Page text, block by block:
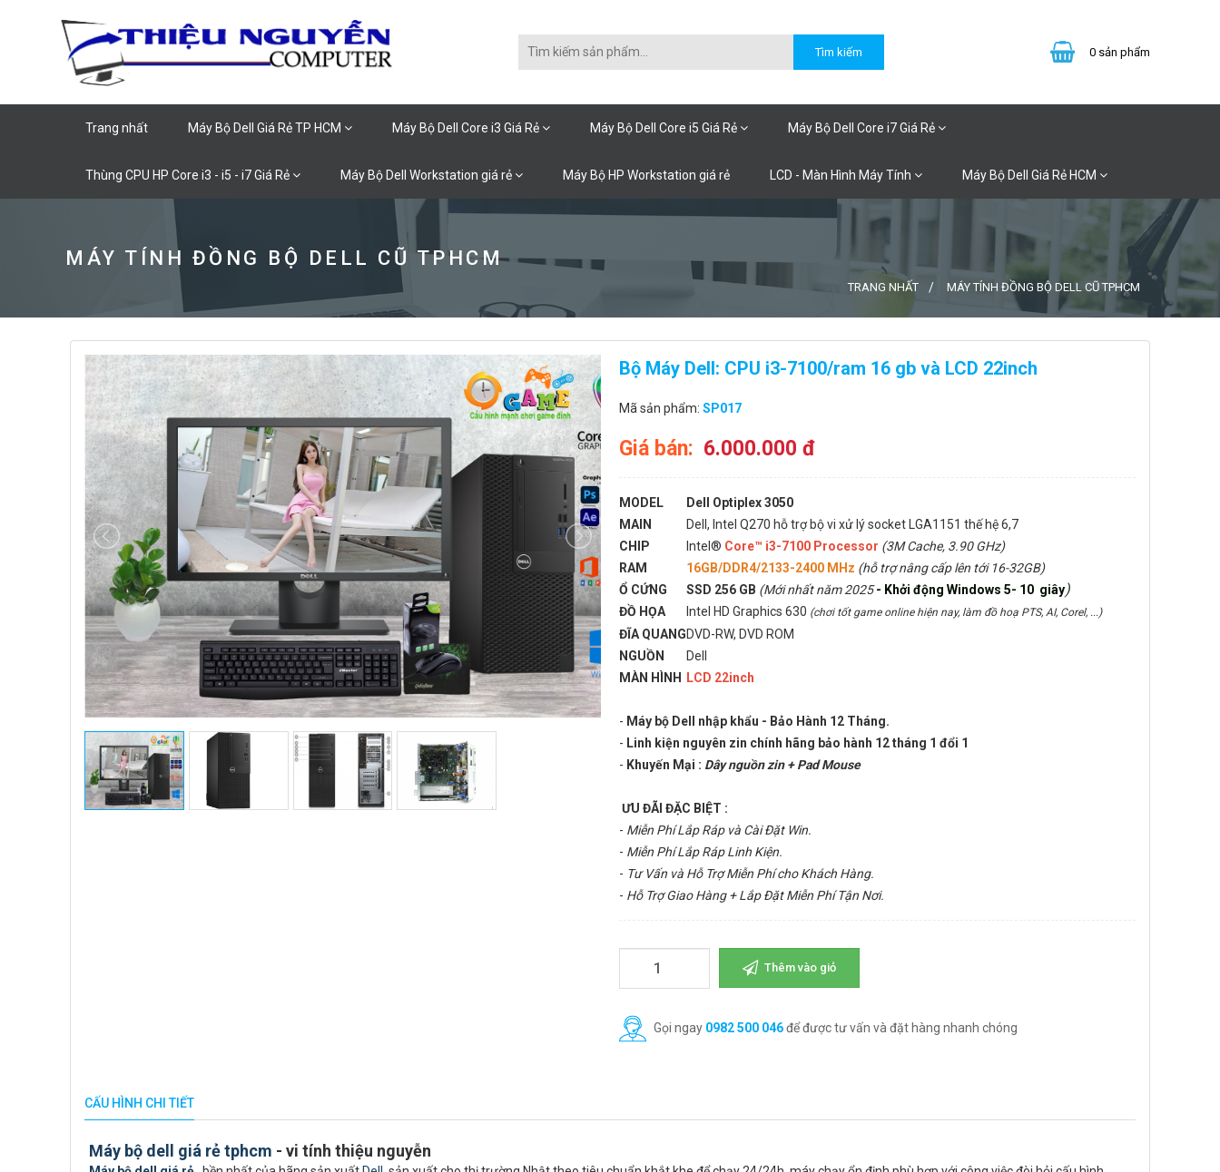
0 sản phẩm
Trang nhất Máy Bộ Dell Giá Rẻ TP HCM Máy Bộ Dell Core i3 Giá Rẻ Máy Bộ Dell Core i5 Giá Rẻ Máy Bộ Dell Core i7 Giá Rẻ
Thùng CPU HP Core i3 - i5 - i7 Giá Rẻ Máy Bộ Dell Workstation giá rẻ Máy Bộ HP Workstation giá rẻ LCD - Màn Hình Máy Tính Máy Bộ Dell Giá Rẻ HCM
MÁY TÍNH ĐỒNG BỘ DELL CŨ TPHCM
TRANG NHẤT MÁY TÍNH ĐỒNG BỘ DELL CŨ TPHCM
Bộ Máy Dell: CPU i3-7100/ram 16 gb và LCD 22inch
Mã sản phẩm: SP017
Giá bán: 6.000.000 đ
MODEL
Dell Optiplex 3050
MAIN
Dell, Intel Q270 hỗ trợ bộ vi xử lý socket LGA1151 thế hệ 6,7
CHIP
Intel® Core™ i3-7100 Processor (3M Cache, 3.90 GHz)
RAM
16GB/DDR4/2133-2400 MHz (hỗ trợ nâng cấp lên tới 16-32GB)
Ổ CỨNG
SSD 256 GB (Mới nhất năm 2025- Khởi động Windows 5- 10 giây)
ĐỒ HỌA Intel HD Graphics 630 (chơi tốt game online hiện nay, làm đồ hoạ PTS, AI, Corel, ...)
ĐĨA QUANGDVD-RW, DVD ROM
NGUỒN
Dell
MÀN HÌNH
LCD 22inch
- Máy bộ Dell nhập khẩu - Bảo Hành 12 Tháng.
- Linh kiện nguyên zin chính hãng bảo hành 12 tháng 1 đổi 1
- Khuyến Mại : Dây nguồn zin + Pad Mouse
ƯU ĐÃI ĐẶC BIỆT :
- Miễn Phí Lắp Ráp và Cài Đặt Win.
- Miễn Phí Lắp Ráp Linh Kiện.
- Tư Vấn và Hỗ Trợ Miễn Phí cho Khách Hàng.
- Hỗ Trợ Giao Hàng + Lắp Đặt Miễn Phí Tận Nơi.
Thêm vào giỏ
Gọi ngay 0982 500 046để được tư vấn và đặt hàng nhanh chóng
CẤU HÌNH CHI TIẾT
Máy bộ dell giá rẻ tphcm - vi tính thiệu nguyễn